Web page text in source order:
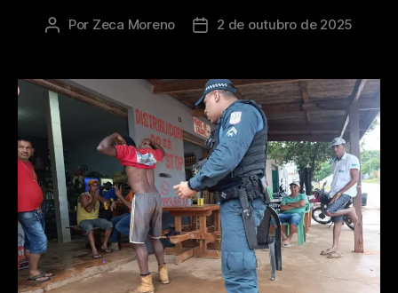
Por Zeca Moreno 2 de outubro de 2025